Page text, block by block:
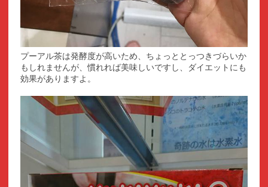
プーアル茶は発酵度が高いため、ちょっととっつきづらいか
もしれませんが、慣れれば美味しいですし、ダイエットにも
効果がありますよ。